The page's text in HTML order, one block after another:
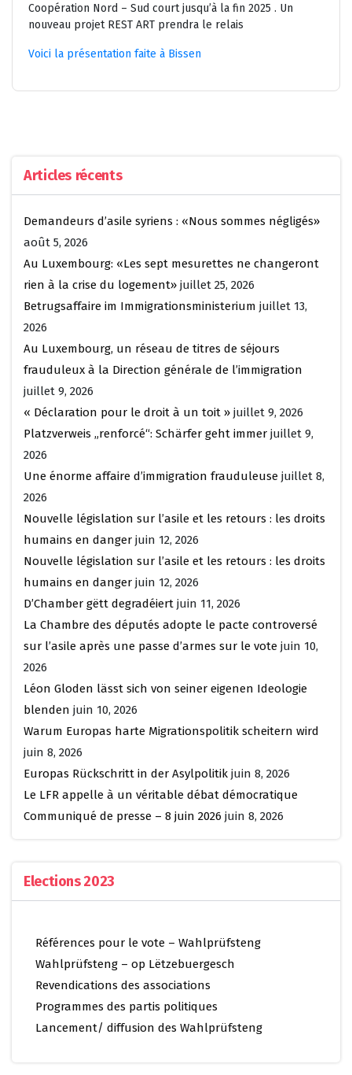
Coopération Nord – Sud court jusqu’à la fin 2025 . Un
nouveau projet REST ART prendra le relais
Voici la présentation faite à Bissen
Articles récents
Demandeurs d’asile syriens : «Nous sommes négligés»
août 5, 2026
Au Luxembourg: «Les sept mesurettes ne changeront
rien à la crise du logement» juillet 25, 2026
Betrugsaffaire im Immigrationsministerium juillet 13,
2026
Au Luxembourg, un réseau de titres de séjours
frauduleux à la Direction générale de l’immigration
juillet 9, 2026
« Déclaration pour le droit à un toit » juillet 9, 2026
Platzverweis „renforcé“: Schärfer geht immer juillet 9,
2026
Une énorme affaire d’immigration frauduleuse juillet 8,
2026
Nouvelle législation sur l’asile et les retours : les droits
humains en danger juin 12, 2026
Nouvelle législation sur l’asile et les retours : les droits
humains en danger juin 12, 2026
D’Chamber gëtt degradéiert juin 11, 2026
La Chambre des députés adopte le pacte controversé
sur l’asile après une passe d’armes sur le vote juin 10,
2026
Léon Gloden lässt sich von seiner eigenen Ideologie
blenden juin 10, 2026
Warum Europas harte Migrationspolitik scheitern wird
juin 8, 2026
Europas Rückschritt in der Asylpolitik juin 8, 2026
Le LFR appelle à un véritable débat démocratique
Communiqué de presse – 8 juin 2026 juin 8, 2026
Elections 2023
Références pour le vote – Wahlprüfsteng
Wahlprüfsteng – op Lëtzebuergesch
Revendications des associations
Programmes des partis politiques
Lancement/ diffusion des Wahlprüfsteng